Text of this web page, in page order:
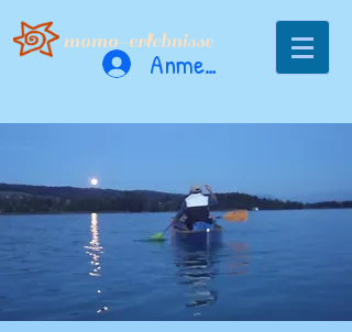
momo-erlebnisse
Anmelden